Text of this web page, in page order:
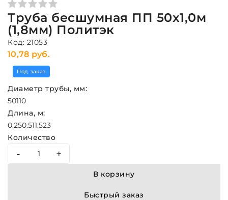
Труба бесшумная ПП 50x1,0м
(1,8мм) Политэк
Код: 21053
10,78 руб.
Под заказ
Диаметр трубы, мм:
50110
Длина, м:
0.250.511.523
Количество
- +
В корзину
Быстрый заказ